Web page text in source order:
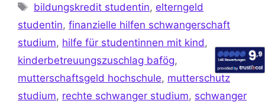
bildungskredit studentin,elterngeld
studentin, finanzielle hilfen schwangerschaft
studium, hilfe für studentinnen mit kind ,
kinderbetreuungszuschlag bafög,
mutterschaftsgeld hochschule, mutterschutz
studium, rechte schwanger studium, schwanger